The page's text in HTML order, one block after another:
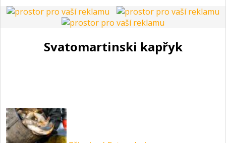
Svatomartinski kapřyk